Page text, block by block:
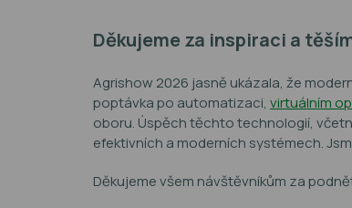
Děkujeme za inspiraci a
Agrishow 2026 jasně ukázala, že
poptávka po automatizaci, virtuálním
oboru. Úspěch těchto technologií,
efektivních a moderních systémech.
Děkujeme všem návštěvníkům za